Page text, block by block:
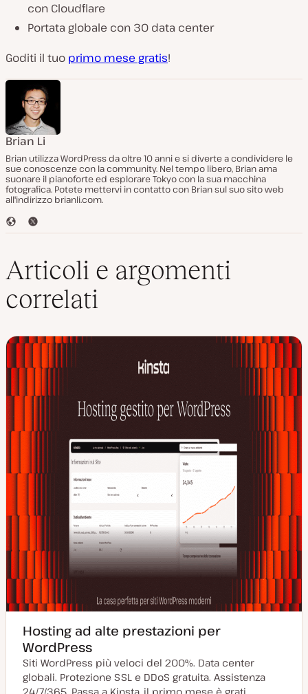
con Cloudflare
Portata globale con 30 data center
Goditi il tuo primo mese gratis!
Brian Li
Brian utilizza WordPress da oltre 10 anni e si diverte a condividere le
sue conoscenze con la community. Nel tempo libero, Brian ama
suonare il pianoforte ed esplorare Tokyo con la sua macchina
fotografica. Potete mettervi in contatto con Brian sul suo sito web
all'indirizzo brianli.com.
S
W
b
T
t
r
Articoli e argomenti
correlati
Hosting ad alte prestazioni per
WordPress
Siti WordPress più veloci del 200%. Data center
globali. Protezione SSL e DDoS gratuita. Assistenza